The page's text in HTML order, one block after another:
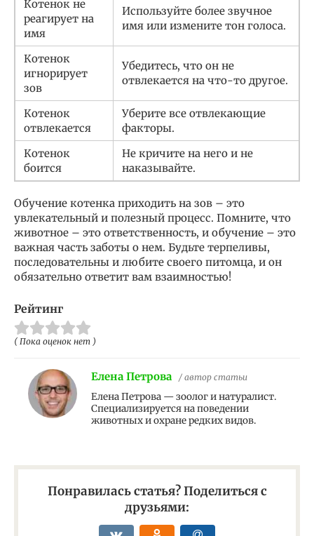
Котенок не
реагирует на
имя
Используйте более звучное
имя или измените тон голоса.
Котенок
игнорирует
зов
Убедитесь, что он не
отвлекается на что-то другое.
Котенок
отвлекается
Уберите все отвлекающие
факторы.
Котенок
боится
Не кричите на него и не
наказывайте.
Обучение котенка приходить на зов – это
увлекательный и полезный процесс. Помните, что
животное – это ответственность, и обучение – это
важная часть заботы о нем. Будьте терпеливы,
последовательны и любите своего питомца, и он
обязательно ответит вам взаимностью!
Рейтинг
( Пока оценок нет )
Елена Петрова / автор статьи
Елена Петрова — зоолог и натуралист.
Специализируется на поведении
животных и охране редких видов.
Понравилась статья? Поделиться с
друзьями: